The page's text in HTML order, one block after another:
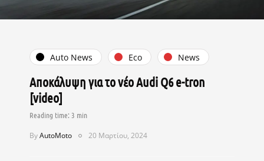
Auto News Eco News
Αποκάλυψη για το νέο Audi Q6 e-tron
[video]
ByAutoMoto 20 Μαρτίου, 2024